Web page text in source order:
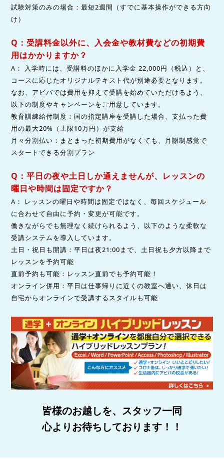
試験対策のみの場合：最短2週間（すでに基本操作ができる方向
け）
Q：受講料金以外に、入会金や教材費などの初期費
用はかかりますか？
A： 入学時には、受講料のほかに入学金 22,000円（税込）と、
コースに応じたオリジナルテキスト代が別途必要となります。
なお、アビバでは費用を抑えて受講を始めていただけるよう、
以下の制度やキャンペーンをご用意しています。
教育訓練給付制度：国の指定講座を受講した場合、支払った費
用の最大20%（上限10万円）が支給
月々分割払い：まとまった初期費用がなくても、月謝制感覚で
スタートできる分割プラン
Q：平日の夜や土日しか通えませんが、レッスンの
曜日や時間は固定ですか？
A： レッスンの曜日や時間は固定ではなく、毎回スケジュール
に合わせて自由に予約・変更が可能です。
働きながらでも無理なく続けられるよう、以下のような柔軟な
受講システムを導入しています。
土日・祝日も開講：平日は夜21:00まで、土日祝も夕方以降まで
レッスンを予約可能
直前予約も可能：レッスン直前でも予約可能！
オンライン併用：平日は仕事帰りに近くの教室へ通い、休日は
自宅からオンラインで受講するスタイルも可能
皆様のお越しを、スタッフ一同
心よりお待ちしております！！